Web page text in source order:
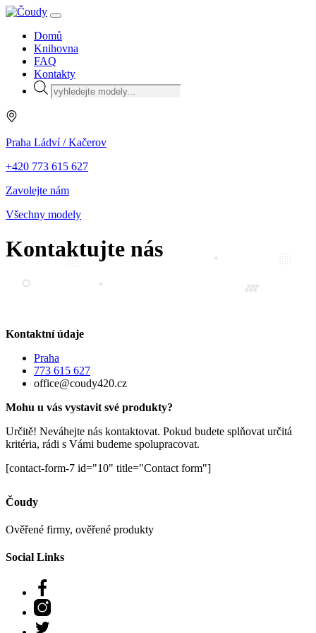
Domů
Knihovna
FAQ
Kontakty
Products
search
Praha Ládví / Kačerov
+420 773 615 627
Zavolejte nám
Všechny modely
Kontaktujte nás
Kontaktní údaje
Praha
773 615 627
office@coudy420.cz
Mohu u vás vystavit své produkty?
Určitě! Neváhejte nás kontaktovat. Pokud budete splňovat určitá
kritéria, rádi s Vámi budeme spolupracovat.
[contact-form-7 id="10" title="Contact form"]
Čoudy
Ověřené firmy, ověřené produkty
Social Links
Facebook
Instagram
Twitter